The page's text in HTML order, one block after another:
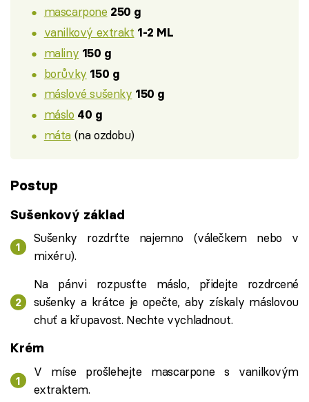
mascarpone 250 g
vanilkový extrakt 1-2 ML
maliny 150 g
borůvky 150 g
máslové sušenky 150 g
máslo 40 g
máta (na ozdobu)
Postup
Sušenkový základ
Sušenky rozdrťte najemno (válečkem nebo v
mixéru).
Na pánvi rozpusťte máslo, přidejte rozdrcené
sušenky a krátce je opečte, aby získaly máslovou
chuť a křupavost. Nechte vychladnout.
Krém
V míse prošlehejte mascarpone s vanilkovým
extraktem.